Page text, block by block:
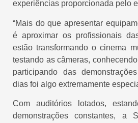
experiências proporcionada pelo
“Mais do que apresentar
é aproximar os profissionais
estão transformando o cinema
testando as câmeras,
participando das
dias foi algo extremamente
Com auditórios lotados,
demonstrações constantes, a